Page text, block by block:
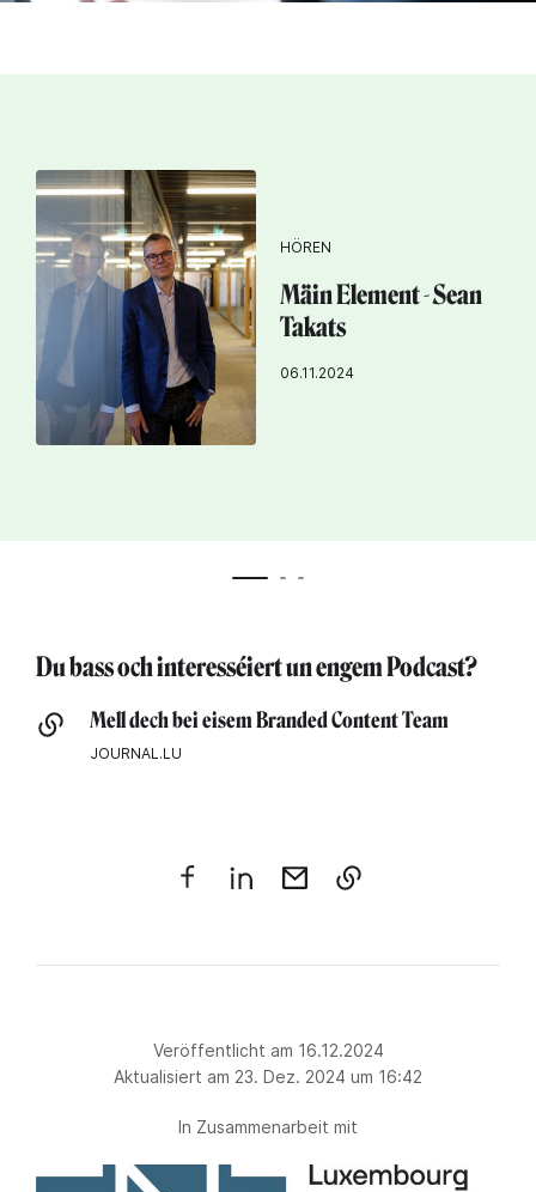
HÖREN
Mäin Element - Sean
Takats
06.11.2024
Du bass och interesséiert un engem Podcast?
Mell dech bei eisem Branded Content Team
JOURNAL.LU
Veröffentlicht am 16.12.2024
Aktualisiert am 23. Dez. 2024 um 16:42
In Zusammenarbeit mit